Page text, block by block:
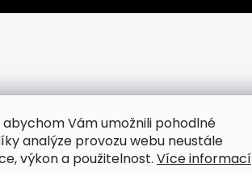
abychom Vám umožnili pohodlné
analýze provozu webu neustále
výkon a použitelnost. Více informací